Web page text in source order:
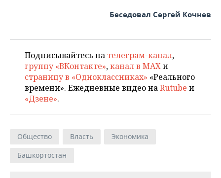
Беседовал Сергей Кочнев
Подписывайтесь на телеграм-канал,
группу «ВКонтакте»,канал в MAXи
страницу в «Одноклассниках» «Реального
времени». Ежедневные видео наRutube и
«Дзене».
Общество Власть
Экономика
Башкортостан